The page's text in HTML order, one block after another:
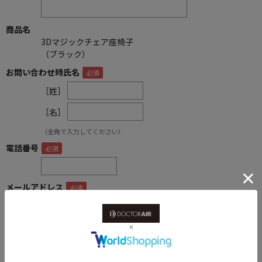
商品名
3Dマジックチェア座椅子
（ブラック）
お問い合わせ時氏名
［姓］
［名］
（全角で入力してください）
電話番号
メールアドレス